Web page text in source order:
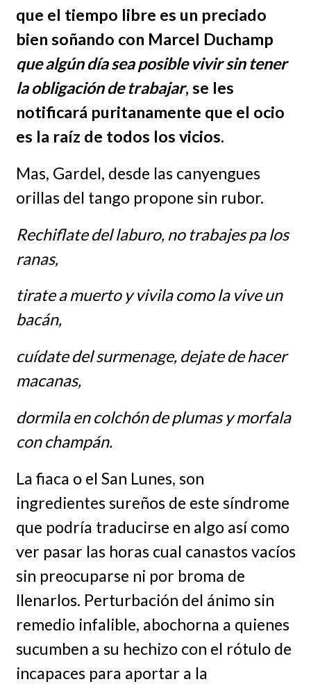
que el tiempo libre es un preciado
bien soñando con Marcel Duchamp
que algún día sea posible vivir sin tener
la obligación de trabajar, se les
notificará puritanamente que el ocio
es la raíz de todos los vicios.
Mas, Gardel, desde las canyengues
orillas del tango propone sin rubor.
Rechiflate del laburo, no trabajes pa los
ranas,
tirate a muerto y vivila como la vive un
bacán,
cuídate del surmenage, dejate de hacer
macanas,
dormila en colchón de plumas y morfala
con champán.
La fiaca o el San Lunes, son
ingredientes sureños de este síndrome
que podría traducirse en algo así como
ver pasar las horas cual canastos vacíos
sin preocuparse ni por broma de
llenarlos. Perturbación del ánimo sin
remedio infalible, abochorna a quienes
sucumben a su hechizo con el rótulo de
incapaces para aportar a la